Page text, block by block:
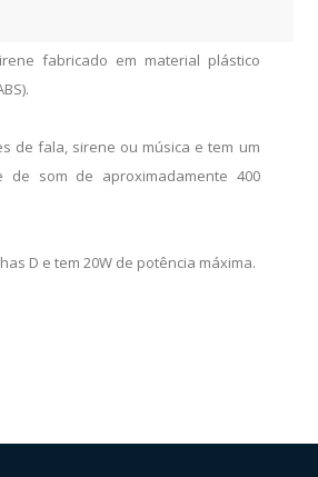
fabricado em material plástico
de fala, sirene ou música e tem um
de som de aproximadamente 400
D e tem 20W de potência máxima.